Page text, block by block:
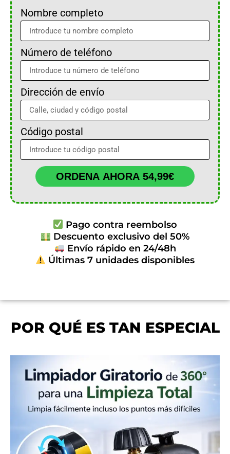
Nombre completo
Número de teléfono
Dirección de envío
Código postal
ORDENA AHORA 54,99€
Pago contra reembolso
Descuento exclusivo del 50%
Envío rápido en 24/48h
Últimas 7 unidades disponibles
POR QUÉ ES TAN ESPECIAL